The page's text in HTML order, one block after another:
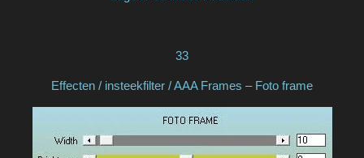
33
Effecten / insteekfilter / AAA Frames – Foto frame